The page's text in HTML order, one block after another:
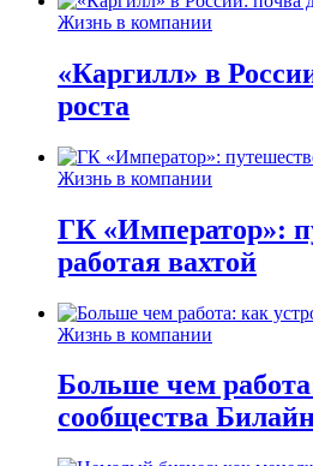
Жизнь в компании
«Каргилл» в
роста
Жизнь в компании
ГК «Император»:
работая вахтой
Жизнь в компании
Больше чем
сообщества